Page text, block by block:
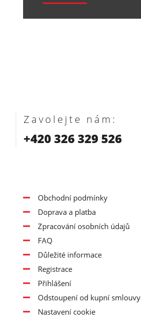
Zavolejte nám:
+420 326 329 526
Obchodní podmínky
Doprava a platba
Zpracování osobních údajů
FAQ
Důležité informace
Registrace
Přihlášení
Odstoupení od kupní smlouvy
Nastavení cookie